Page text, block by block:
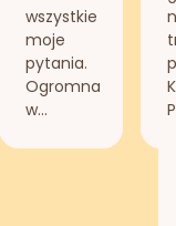
wszystkie
moje
pytania.
Ogromna
w...